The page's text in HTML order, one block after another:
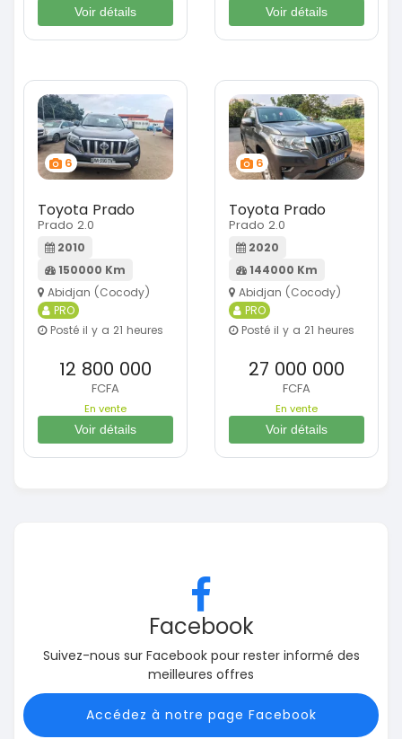
Voir détails Voir détails
6
Toyota Prado
Prado 2.0
2010
150000 Km
Abidjan (Cocody)
PRO
Posté il y a 21 heures
12 800 000
FCFA
En vente
Voir détails
6
Toyota Prado
Prado 2.0
2020
144000 Km
Abidjan (Cocody)
PRO
Posté il y a 21 heures
27 000 000
FCFA
En vente
Voir détails
Facebook
Suivez-nous sur Facebook pour rester informé des
meilleures offres
Accédez à notre page Facebook